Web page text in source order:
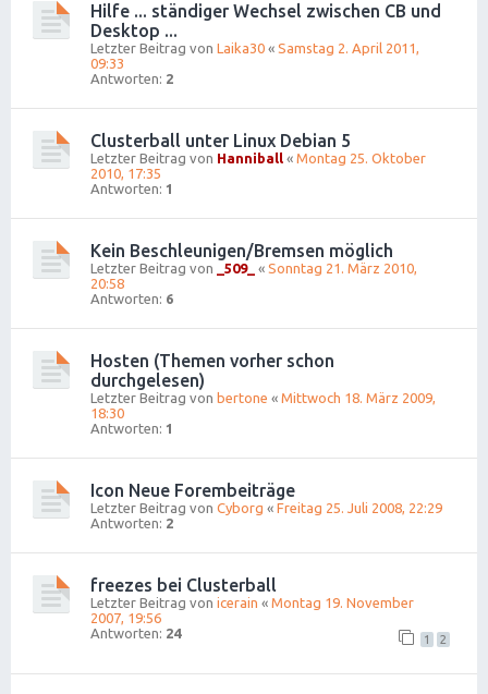
Hilfe ... ständiger Wechsel zwischen CB und
Desktop ...
Letzter Beitrag von Laika30 « Samstag 2. April 2011,
09:33
Antworten: 2
Clusterball unter Linux Debian 5
Letzter Beitrag von Hanniball « Montag 25. Oktober
2010, 17:35
Antworten: 1
Kein Beschleunigen/Bremsen möglich
Letzter Beitrag von _509_ « Sonntag 21. März 2010,
20:58
Antworten: 6
Hosten (Themen vorher schon
durchgelesen)
Letzter Beitrag von bertone « Mittwoch 18. März 2009,
18:30
Antworten: 1
Icon Neue Forembeiträge
Letzter Beitrag von Cyborg « Freitag 25. Juli 2008, 22:29
Antworten: 2
freezes bei Clusterball
Letzter Beitrag von icerain « Montag 19. November
2007, 19:56
Antworten: 24 1 2